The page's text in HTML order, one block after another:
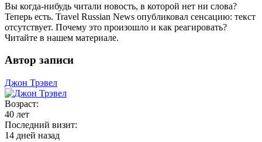
Вы когда-нибудь читали новость, в которой нет ни слова?
Теперь есть. Travel Russian News опубликовал сенсацию: текст
отсутствует. Почему это произошло и как реагировать?
Читайте в нашем материале.
Автор записи
Джон Трэвел
Возраст:
40 лет
Последний визит:
14 дней назад